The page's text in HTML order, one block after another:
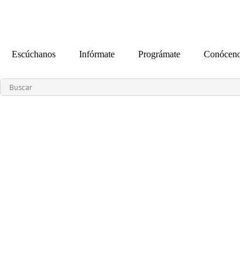
Escúchanos Infórmate Prográmate